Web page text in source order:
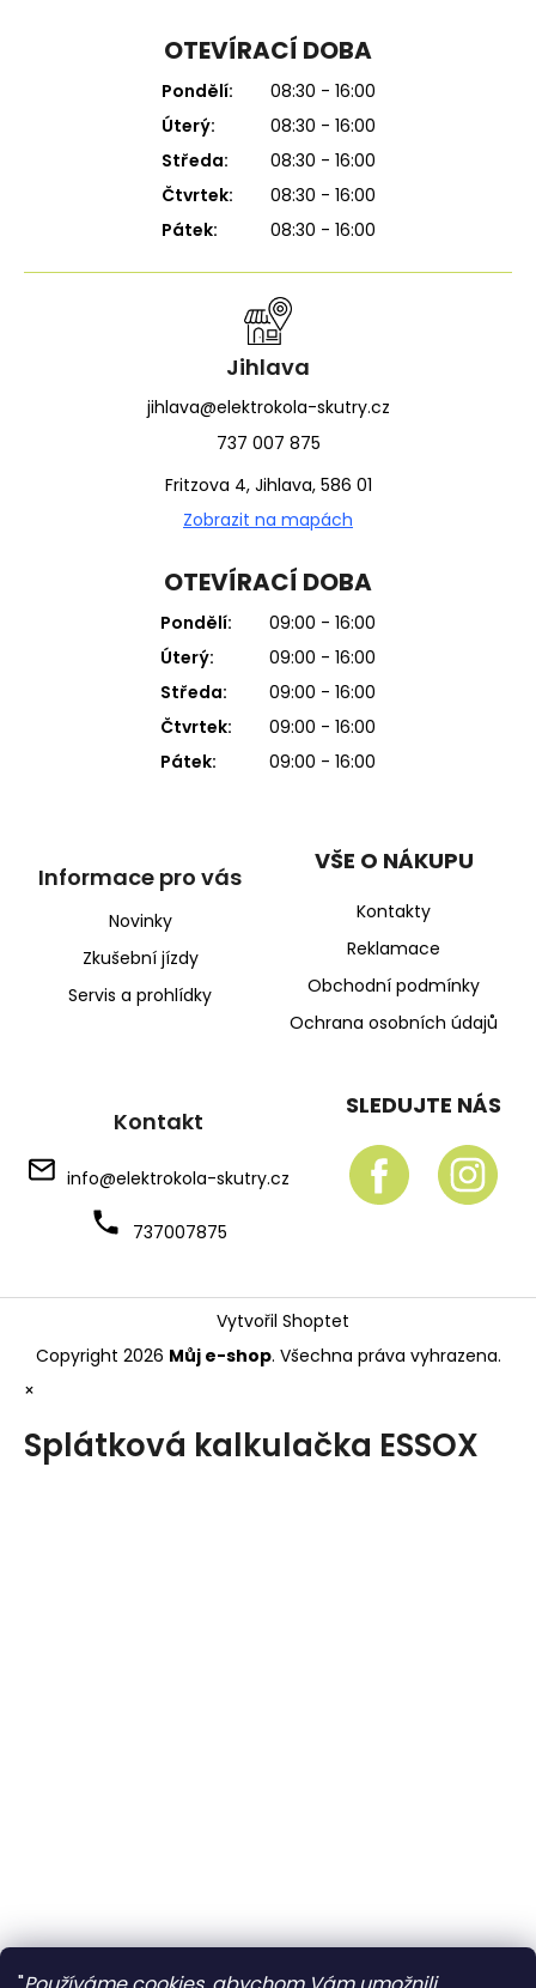
OTEVÍRACÍ DOBA
Pondělí:
08:30 - 16:00
Úterý:
08:30 - 16:00
Středa:
08:30 - 16:00
Čtvrtek:
08:30 - 16:00
Pátek:
08:30 - 16:00
Jihlava
jihlava@elektrokola-skutry.cz
737 007 875
Fritzova 4, Jihlava, 586 01
Zobrazit na mapách
OTEVÍRACÍ DOBA
Pondělí:
09:00 - 16:00
Úterý:
09:00 - 16:00
Středa:
09:00 - 16:00
Čtvrtek:
09:00 - 16:00
Pátek:
09:00 - 16:00
Informace pro vás
Novinky
Zkušební jízdy
Servis a prohlídky
VŠE O NÁKUPU
Kontakty
Reklamace
Obchodní podmínky
Ochrana osobních údajů
Kontakt
info@elektrokola-skutry.cz
737007875
SLEDUJTE NÁS
Vytvořil Shoptet
Copyright 2026 Můj e-shop. Všechna práva vyhrazena.
×
Splátková kalkulačka ESSOX